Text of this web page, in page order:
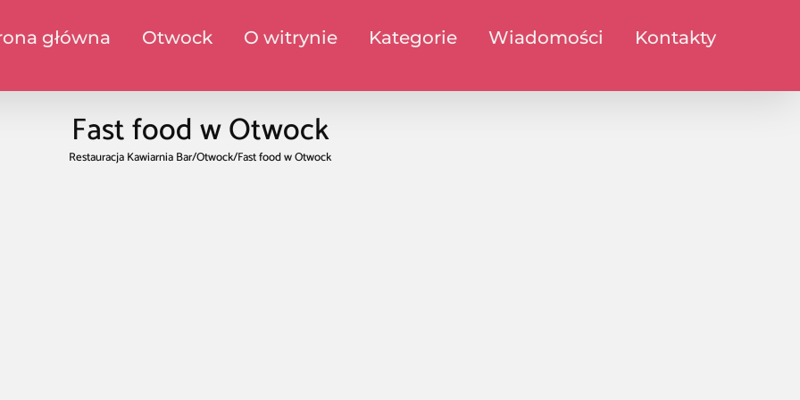
główna Otwock O witrynie Kategorie Wiadomości Kontakty
Fast food w Otwock
Restauracja Kawiarnia Bar/Otwock/Fast food w Otwock